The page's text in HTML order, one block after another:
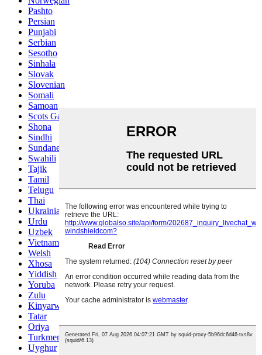
Pashto
Persian
Punjabi
Serbian
Sesotho
Sinhala
Slovak
Slovenian
Somali
Samoan
Scots Gaelic
Shona
Sindhi
Sundanese
Swahili
Tajik
Tamil
Telugu
Thai
Ukrainian
Urdu
Uzbek
Vietnamese
Welsh
Xhosa
Yiddish
Yoruba
Zulu
Kinyarwanda
Tatar
Oriya
Turkmen
Uyghur